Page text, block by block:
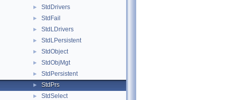
► StdDrivers
► StdFail
► StdLDrivers
► StdLPersistent
► StdObject
► StdObjMgt
► StdPersistent
► StdPrs
► StdSelect